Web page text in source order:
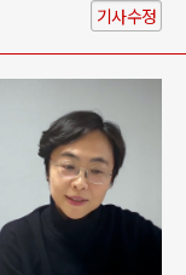
기사수정